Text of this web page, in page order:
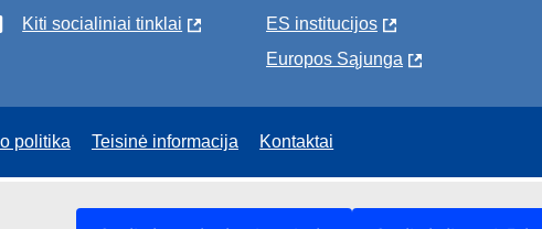
YouTube
Kiti socialiniai tinklai
ES institucijоs
Europos Sąjunga
politika Teisinė informacija Kontaktai